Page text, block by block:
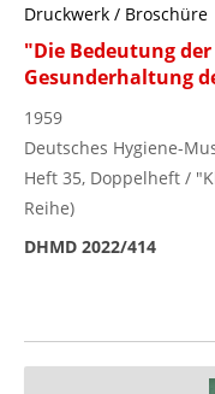
Druckwerk / Broschüre
"Die Bedeutung
Gesunderhaltung
1959
Deutsches Hygiene-
Heft 35, Doppelheft /
Reihe)
DHMD 2022/414